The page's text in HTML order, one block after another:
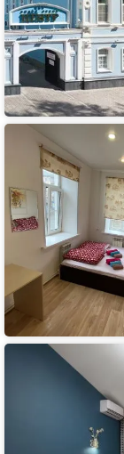
Хостел
Красноармейском
Отель